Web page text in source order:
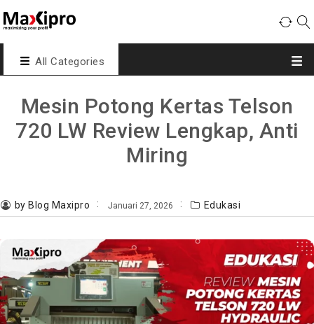
All Categories
Mesin Potong Kertas Telson
720 LW Review Lengkap, Anti
Miring
by Blog Maxipro Januari 27, 2026 Edukasi